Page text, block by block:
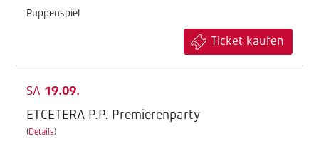
Puppenspiel
Ticket kaufen
SA 19.09.
ETCETERA P.P. Premierenparty
(Details)